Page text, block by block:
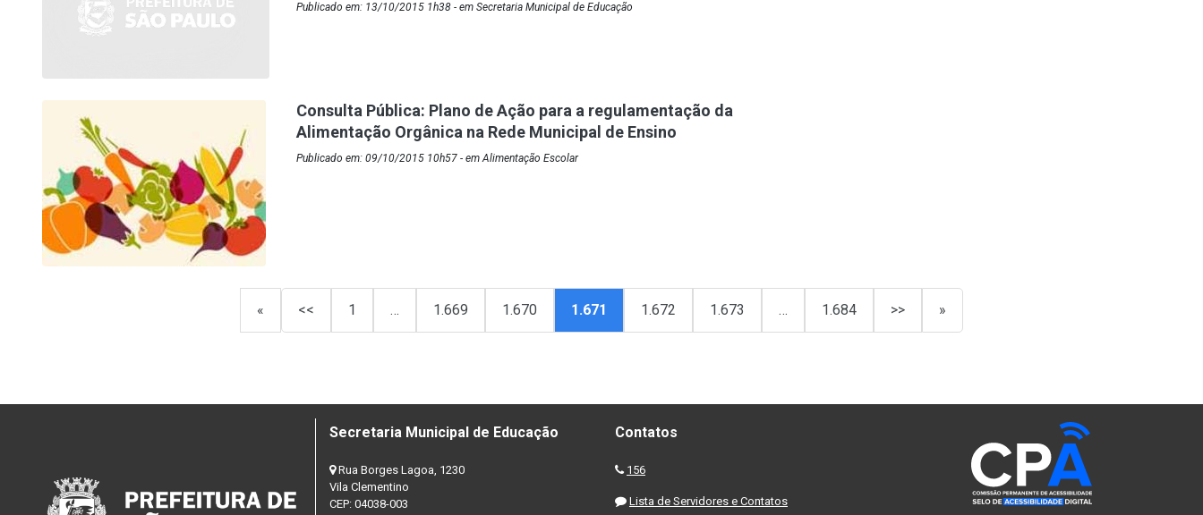
Publicado em: 13/10/2015 1h38 - em Secretaria Municipal de Educação
Consulta Pública: Plano de Ação para a regulamentação da
Alimentação Orgânica na Rede Municipal de Ensino
Publicado em: 09/10/2015 10h57 - em Alimentação Escolar
« << 1 … 1.669 1.670 1.671 1.672 1.673 … 1.684 >> »
Secretaria Municipal de Educação
Rua Borges Lagoa, 1230
Vila Clementino
CEP: 04038-003
Contatos
156
Lista de Servidores e Contatos